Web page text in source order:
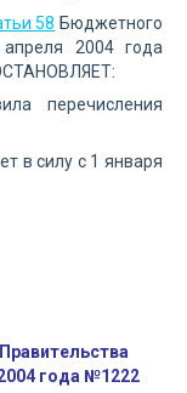
58 Бюджетного
2004 года
перечисления
в силу с 1 января
года №1222